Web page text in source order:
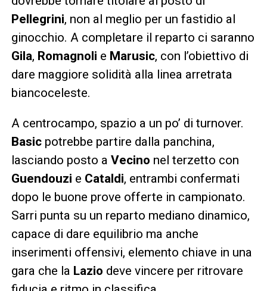
Pellegrini, non al meglio per un fastidio al
ginocchio. A completare il reparto ci saranno
Gila, Romagnoli e Marusic, con l’obiettivo di
dare maggiore solidità alla linea arretrata
biancoceleste.
A centrocampo, spazio a un po’ di turnover.
Basicpotrebbe partire dalla panchina,
lasciando posto a Vecino nel terzetto con
Guendouzi e Cataldi, entrambi confermati
dopo le buone prove offerte in campionato.
Sarri punta su un reparto mediano dinamico,
capace di dare equilibrio ma anche
inserimenti offensivi, elemento chiave in una
gara che la Lazio deve vincere per ritrovare